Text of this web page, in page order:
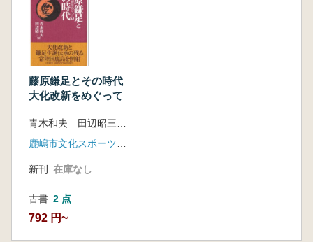
藤原鎌足とその時代
大化改新をめぐって
新刊 在庫なし
古書 2 点
792 円~